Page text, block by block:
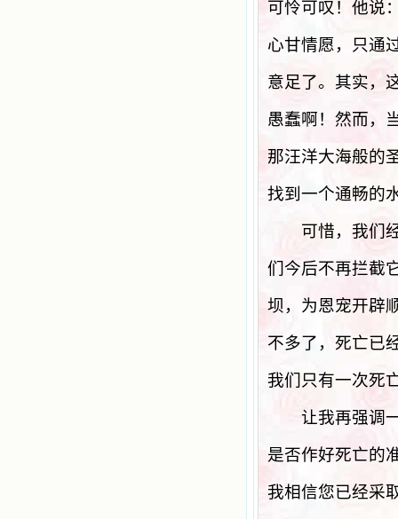
可怜可叹！他说
心甘情愿，只通
意足了。其实，
愚蠢啊！然而，
那汪洋大海般的
找到一个通畅的
可惜，我们经
们今后不再拦截
坝，为恩宠开辟
不多了，死亡已
我们只有一次死
让我再强调一
是否作好死亡的
我相信您已经采